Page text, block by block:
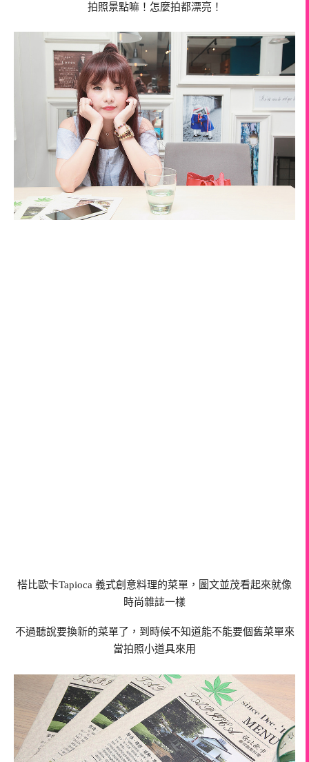
拍照景點嘛！怎麼拍都漂亮！
榙比歐卡Tapioca 義式創意料理的菜單，圖文並茂看起來就像
時尚雜誌一樣
不過聽說要換新的菜單了，到時候不知道能不能要個舊菜單來
當拍照小道具來用